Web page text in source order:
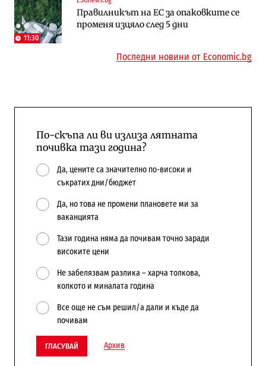
11:30
Правилникът на ЕС за опаковките се
променя изцяло след 5 дни
Общините вече зависят от
централната власт за 75% от
Жилищата в България поскъпват при
намаляващо население и все повече
Последни новини от Economic.bg
По-скъпа ли ви излиза лятната
почивка тази година?
Да, цените са значително по-високи и
съкратих дни/бюджет
Да, но това не промени плановете ми за
ваканцията
Тази година няма да почивам точно заради
високите цени
Не забелязвам разлика – харча толкова,
колкото и миналата година
Все още не съм решил/а дали и къде да
почивам
ГЛАСУВАЙ Архив